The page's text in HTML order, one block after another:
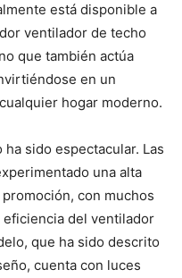
está disponible a
ventilador de techo
que también actúa
en un
hogar moderno.
sido espectacular. Las
una alta
con muchos
del ventilador
que ha sido descrito
cuenta con luces